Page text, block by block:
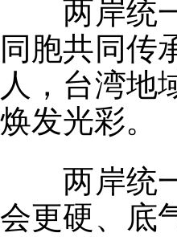
两岸统
同胞共同传
人，台湾地
焕发光彩。
两岸统
会更硬、底